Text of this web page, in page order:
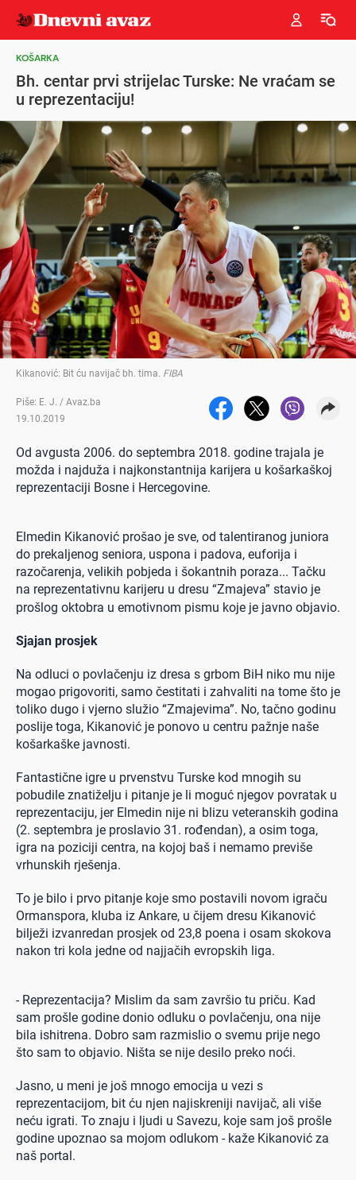
KOŠARKA
Bh. centar prvi strijelac Turske: Ne vraćam se
u reprezentaciju!
Kikanović: Bit ću navijač bh. tima. FIBA
Piše: E. J. / Avaz.ba
19.10.2019
Od avgusta 2006. do septembra 2018. godine trajala je
možda i najduža i najkonstantnija karijera u košarkaškoj
reprezentaciji Bosne i Hercegovine.
Elmedin Kikanović prošao je sve, od talentiranog juniora
do prekaljenog seniora, uspona i padova, euforija i
razočarenja, velikih pobjeda i šokantnih poraza... Tačku
na reprezentativnu karijeru u dresu “Zmajeva” stavio je
prošlog oktobra u emotivnom pismu koje je javno objavio.
Sjajan prosjek
Na odluci o povlačenju iz dresa s grbom BiH niko mu nije
mogao prigovoriti, samo čestitati i zahvaliti na tome što je
toliko dugo i vjerno služio “Zmajevima”. No, tačno godinu
poslije toga, Kikanović je ponovo u centru pažnje naše
košarkaške javnosti.
Fantastične igre u prvenstvu Turske kod mnogih su
pobudile znatiželju i pitanje je li moguć njegov povratak u
reprezentaciju, jer Elmedin nije ni blizu veteranskih godina
(2. septembra je proslavio 31. rođendan), a osim toga,
igra na poziciji centra, na kojoj baš i nemamo previše
vrhunskih rješenja.
To je bilo i prvo pitanje koje smo postavili novom igraču
Ormanspora, kluba iz Ankare, u čijem dresu Kikanović
bilježi izvanredan prosjek od 23,8 poena i osam skokova
nakon tri kola jedne od najjačih evropskih liga.
- Reprezentacija? Mislim da sam završio tu priču. Kad
sam prošle godine donio odluku o povlačenju, ona nije
bila ishitrena. Dobro sam razmislio o svemu prije nego
što sam to objavio. Ništa se nije desilo preko noći.
Jasno, u meni je još mnogo emocija u vezi s
reprezentacijom, bit ću njen najiskreniji navijač, ali više
neću igrati. To znaju i ljudi u Savezu, koje sam još prošle
godine upoznao sa mojom odlukom - kaže Kikanović za
naš portal.